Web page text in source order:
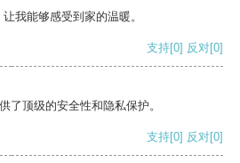
我能够感受到家的温暖。
支持[0] 反对[0]
了顶级的安全性和隐私保护。
支持[0] 反对[0]